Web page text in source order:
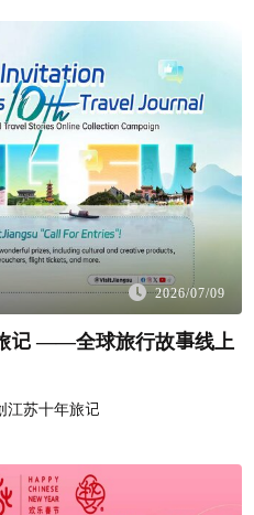
2026/07/09
记 ——全球旅行故事线上
江苏十年旅记